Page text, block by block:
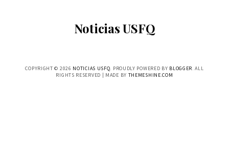
Noticias USFQ
COPYRIGHT © 2026 NOTICIAS USFQ. PROUDLY POWERED BY BLOGGER. ALL
RIGHTS RESERVED | MADE BY THEMESHINE.COM